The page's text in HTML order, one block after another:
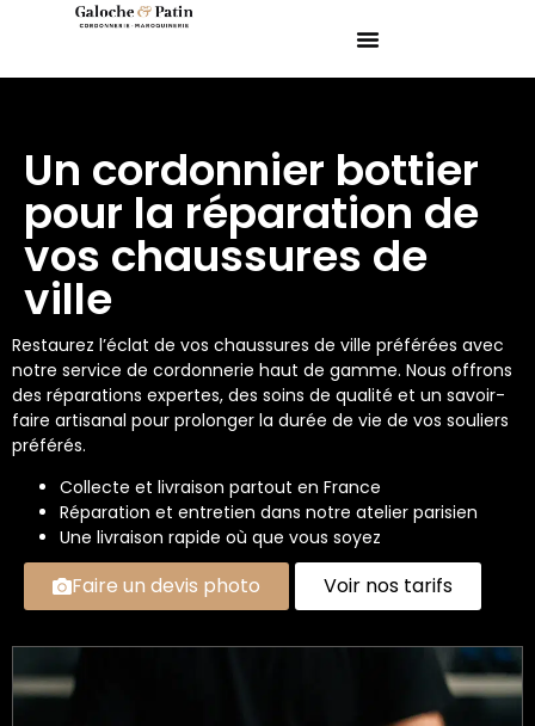
Un cordonnier bottier
pour la réparation de
vos chaussures de
ville
Restaurez l’éclat de vos chaussures de ville préférées avec
notre service de cordonnerie haut de gamme. Nous offrons
des réparations expertes, des soins de qualité et un savoir-
faire artisanal pour prolonger la durée de vie de vos souliers
préférés.
Collecte et livraison partout en France
Réparation et entretien dans notre atelier parisien
Une livraison rapide où que vous soyez
Faire un devis photo Voir nos tarifs